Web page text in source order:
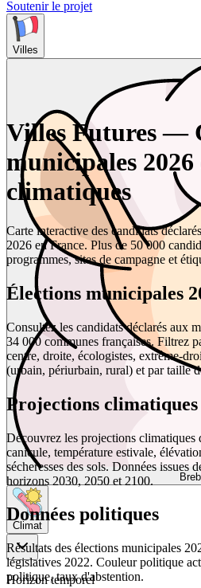
Soutenir le projet
Villes
Climat
Horizon temporel
Villes Futures —
municipales
climatiques
Carte interactive des candidats
2026 en France. Plus de 50 000
programmes, sites de campagne et
Élections municipales
Consultez les candidats déclarés aux
34 000 communes françaises. Filtrez
centre, droite, écologistes, extrême-
(urbain, périurbain, rural) et par taille
Projections
Découvrez les projections climatiques
canicule, température estivale,
sécheresses des sols. Données issues
horizons 2030, 2050 et 2100.
Données politiques
Résultats des élections municipales
législatives 2022. Couleur politique
politique, taux d'abstention.